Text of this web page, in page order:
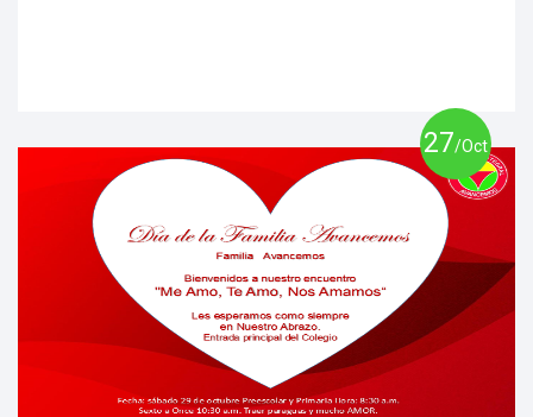
27/Oct